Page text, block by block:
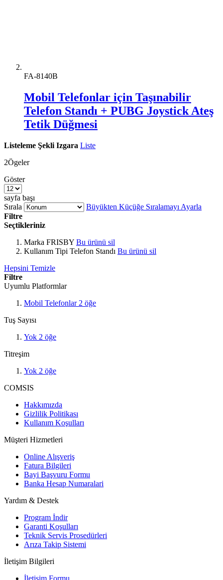
FA-8140B
Mobil Telefonlar için Taşınabilir
Telefon Standı + PUBG Joystick Ateş
Tetik Düğmesi
Listeleme Şekli Izgara Liste
2Ögeler
Göster
sayfa başı
Sırala
Büyükten Küçüğe Sıralamayı Ayarla
Filtre
Seçtikleriniz
Marka FRISBY Bu ürünü sil
Kullanım Tipi Telefon Standı Bu ürünü sil
Hepsini Temizle
Filtre
Uyumlu Platformlar
Mobil Telefonlar 2 öğe
Tuş Sayısı
Yok 2 öğe
Titreşim
Yok 2 öğe
COMSIS
Hakkımızda
Gizlilik Politikası
Kullanım Koşulları
Müşteri Hizmetleri
Online Alışveriş
Fatura Bilgileri
Bayi Başvuru Formu
Banka Hesap Numaralari
Yardım & Destek
Program İndir
Garanti Koşulları
Teknik Servis Prosedürleri
Arıza Takip Sistemi
İletişim Bilgileri
İletişim Formu